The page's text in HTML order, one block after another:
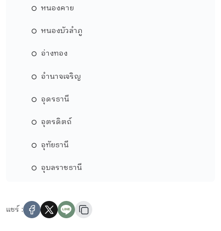
หนองคาย
หนองบัวลำภู
อ่างทอง
อำนาจเจริญ
อุดรธานี
อุตรดิตถ์
อุทัยธานี
อุบลราชธานี
แชร์ :